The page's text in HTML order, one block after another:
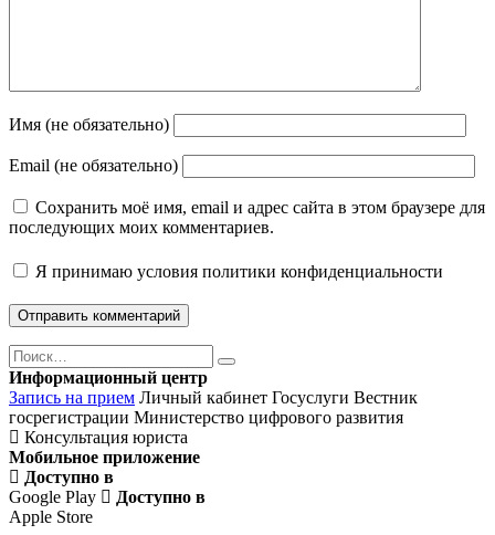
Имя (не обязательно)
Email (не обязательно)
Сохранить моё имя, email и адрес сайта в этом браузере для
последующих моих комментариев.
Я принимаю условия политики конфиденциальности
Поиск
Найти
Информационный центр
Запись на прием Личный кабинет Госуслуги Вестник
госрегистрации Министерство цифрового развития
Консультация юриста
Мобильное приложение
Доступно в
Google Play
Доступно в
Apple Store